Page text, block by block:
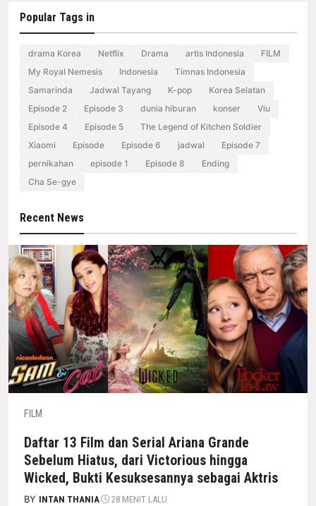
Popular Tags in
drama Korea Netflix Drama artis Indonesia
FILM
My Royal Nemesis
Indonesia
Timnas Indonesia
Samarinda
Jadwal Tayang K-pop
Korea Selatan
Episode 2
Episode 3 dunia hiburan konser
Viu
Episode 4
Episode 5
The Legend of Kitchen Soldier
Xiaomi
Episode Episode 6 jadwal
Episode 7
pernikahan
episode 1 Episode 8
Ending
Cha Se-gye
Recent News
FILM
Daftar 13 Film dan Serial Ariana Grande
Sebelum Hiatus, dari Victorious hingga
Wicked, Bukti Kesuksesannya sebagai Aktris
BY INTAN THANIA 28 MENIT LALU